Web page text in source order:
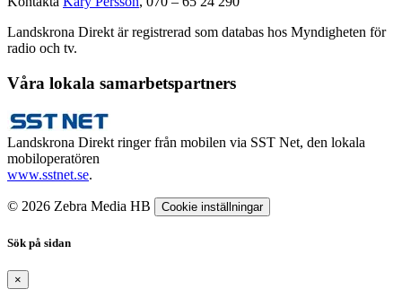
Landskrona Direkt är registrerad som databas hos Myndigheten för
radio och tv.
Våra lokala samarbetspartners
Landskrona Direkt ringer från mobilen via SST Net, den lokala
mobiloperatören
www.sstnet.se.
© 2026 Zebra Media HB Cookie inställningar
Sök på sidan
×